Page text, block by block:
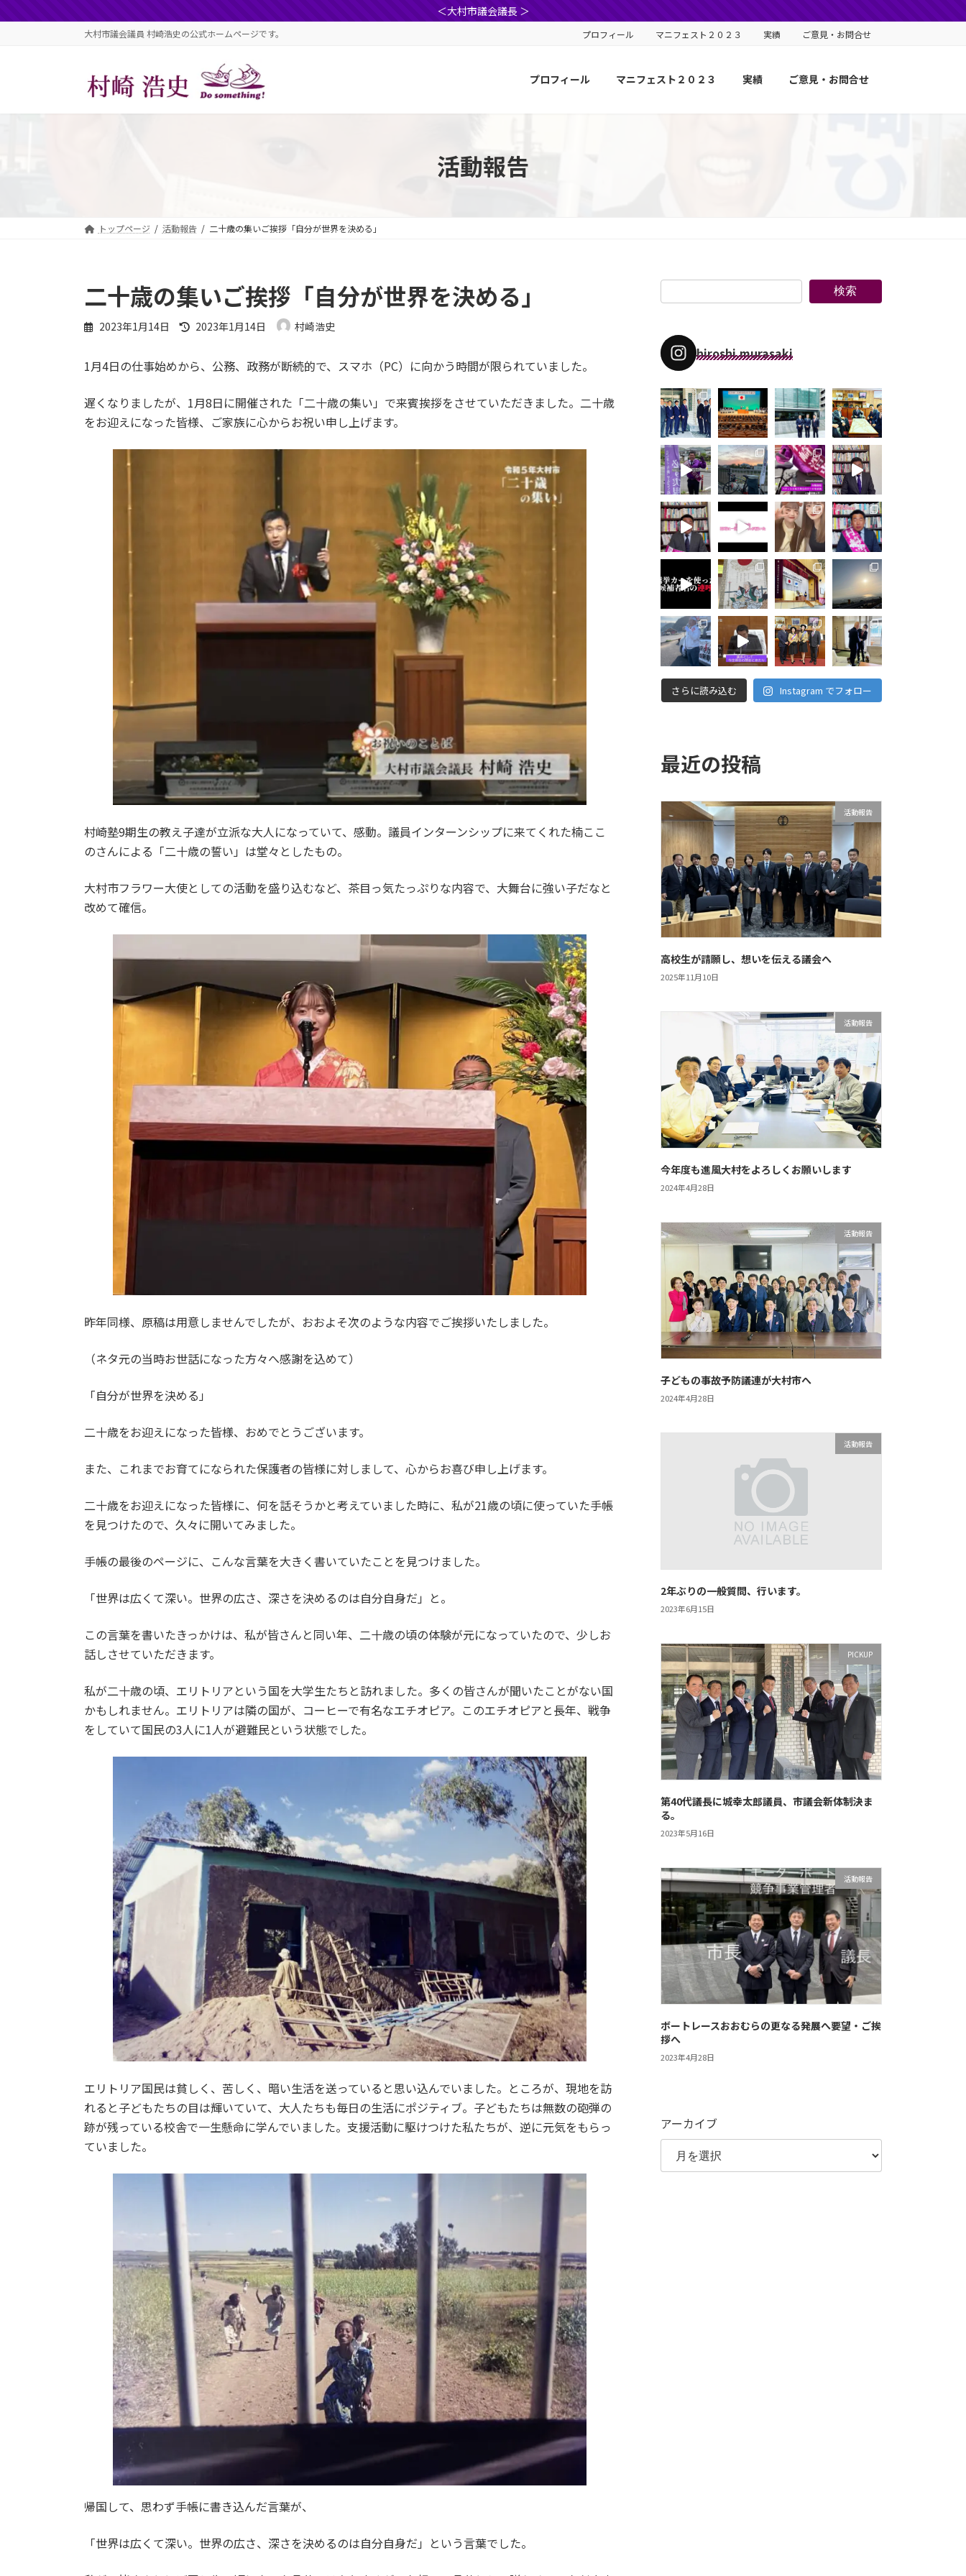
ン
ス
ビ
ン
＜大村市議会議長 ＞
大村市議会議員 村崎浩史の公式ホームページです。 プロフィール マニフェスト２０２３ 実績 ご意見・お問合せ
プロフィール マニフェスト２０２３ 実績 ご意見・お問合せ
活動報告
トップページ 活動報告 二十歳の集いご挨拶「自分が世界を決める」
二十歳の集いご挨拶「自分が世界を決める」
2023年1月14日
最
新
時
:
2023年1月14日 村崎浩史
1月4日の仕事始めから、公務、政務が断続的で、スマホ（PC）に向かう時間が限られていました。
遅くなりましたが、1月8日に開催された「二十歳の集い」で来賓挨拶をさせていただきました。二十歳
をお迎えになった皆様、ご家族に心からお祝い申し上げます。
村崎塾9期生の教え子達が立派な大人になっていて、感動。議員インターンシップに来てくれた楠ここ
のさんによる「二十歳の誓い」は堂々としたもの。
大村市フラワー大使としての活動を盛り込むなど、茶目っ気たっぷりな内容で、大舞台に強い子だなと
改めて確信。
昨年同様、原稿は用意しませんでしたが、おおよそ次のような内容でご挨拶いたしました。
（ネタ元の当時お世話になった方々へ感謝を込めて）
「自分が世界を決める」
二十歳をお迎えになった皆様、おめでとうございます。
また、これまでお育てになられた保護者の皆様に対しまして、心からお喜び申し上げます。
二十歳をお迎えになった皆様に、何を話そうかと考えていました時に、私が21歳の頃に使っていた手帳
を見つけたので、久々に開いてみました。
手帳の最後のページに、こんな言葉を大きく書いていたことを見つけました。
「世界は広くて深い。世界の広さ、深さを決めるのは自分自身だ」と。
この言葉を書いたきっかけは、私が皆さんと同い年、二十歳の頃の体験が元になっていたので、少しお
話しさせていただきます。
私が二十歳の頃、エリトリアという国を大学生たちと訪れました。多くの皆さんが聞いたことがない国
かもしれません。エリトリアは隣の国が、コーヒーで有名なエチオピア。このエチオピアと長年、戦争
をしていて国民の3人に1人が避難民という状態でした。
エリトリア国民は貧しく、苦しく、暗い生活を送っていると思い込んでいました。ところが、現地を訪
れると子どもたちの目は輝いていて、大人たちも毎日の生活にポジティブ。子どもたちは無数の砲弾の
跡が残っている校舎で一生懸命に学んでいました。支援活動に駆けつけた私たちが、逆に元気をもらっ
ていました。
帰国して、思わず手帳に書き込んだ言葉が、
「世界は広くて深い。世界の広さ、深さを決めるのは自分自身だ」という言葉でした。
検索
hiroshi.murasaki
さらに読み込む Instagram でフォロー
最近の投稿
活動報告
高校生が請願し、想いを伝える議会へ
2025年11月10日
活動報告
今年度も進風大村をよろしくお願いします
2024年4月28日
活動報告
子どもの事故予防議連が大村市へ
2024年4月28日
活動報告
2年ぶりの一般質問、行います。
2023年6月15日
PICKUP
第40代議長に城幸太郎議員、市議会新体制決ま
る。
2023年5月16日
活動報告
ボートレースおおむらの更なる発展へ要望・ご挨
拶へ
2023年4月28日
アーカイブ